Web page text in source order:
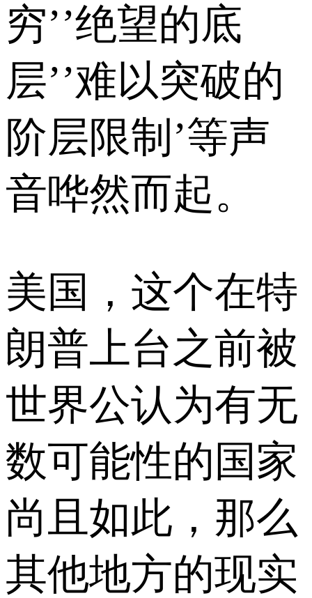
穷’’绝望的底
层’’难以突破的
阶层限制’等声
音哗然而起。
美国，这个在特
朗普上台之前被
世界公认为有无
数可能性的国家
尚且如此，那么
其他地方的现实